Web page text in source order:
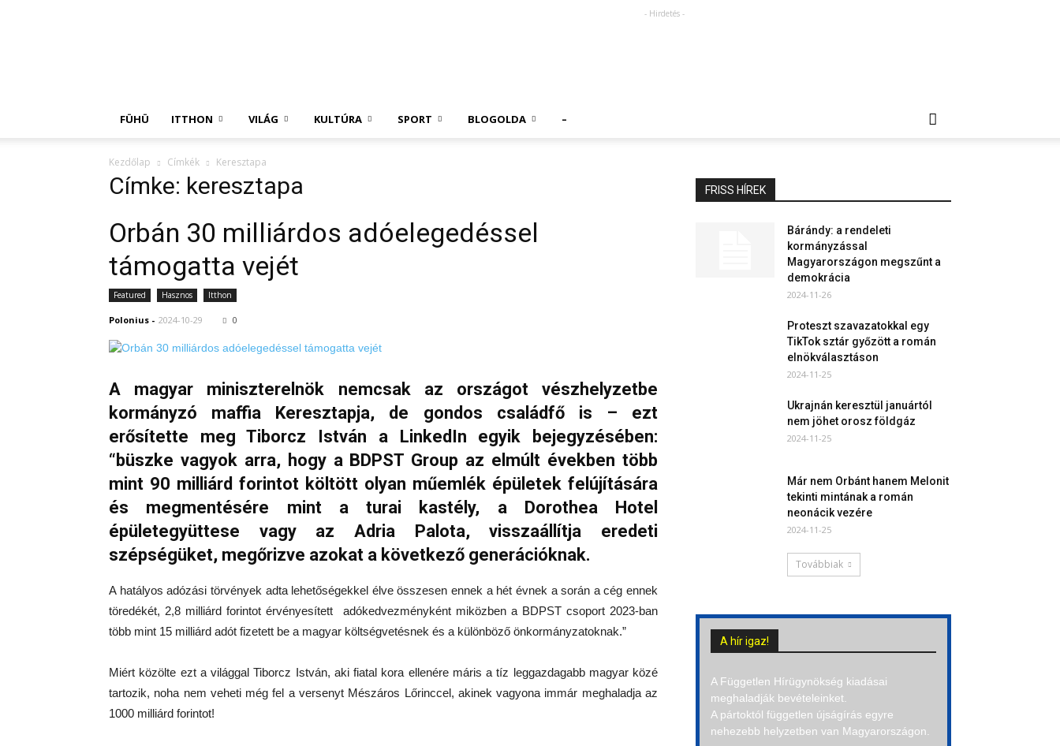
- Hirdetés -
FÜHÜ ITTHON VILÁG KULTÚRA SPORT BLOGOLDA –
Kezdőlap Címkék Keresztapa
Címke: keresztapa
Orbán 30 milliárdos adóelegedéssel
támogatta vejét
Featured Hasznos Itthon
Polonius - 2024-10-29 0
A magyar miniszterelnök nemcsak az országot vészhelyzetbe
kormányzó maffia Keresztapja, de gondos családfő is – ezt
erősítette meg Tiborcz István a LinkedIn egyik bejegyzésében:
“büszke vagyok arra, hogy a BDPST Group az elmúlt években több
mint 90 milliárd forintot költött olyan műemlék épületek felújítására
és megmentésére mint a turai kastély, a Dorothea Hotel
épületegyüttese vagy az Adria Palota, visszaállítja eredeti
szépségüket, megőrizve azokat a következő generációknak.
A hatályos adózási törvények adta lehetőségekkel élve összesen ennek a hét évnek a során a cég ennek
töredékét, 2,8 milliárd forintot érvényesített adókedvezményként miközben a BDPST csoport 2023-ban
több mint 15 milliárd adót fizetett be a magyar költségvetésnek és a különböző önkormányzatoknak.”
Miért közölte ezt a világgal Tiborcz István, aki fiatal kora ellenére máris a tíz leggazdagabb magyar közé
tartozik, noha nem veheti még fel a versenyt Mészáros Lőrinccel, akinek vagyona immár meghaladja az
1000 milliárd forintot!
FRISS HÍREK
Bárándy: a rendeleti
kormányzással
Magyarországon megszűnt a
demokrácia
2024-11-26
Proteszt szavazatokkal egy
TikTok sztár győzött a román
elnökválasztáson
2024-11-25
Ukrajnán keresztül januártól
nem jöhet orosz földgáz
2024-11-25
Már nem Orbánt hanem Melonit
tekinti mintának a román
neonácik vezére
2024-11-25
Továbbiak
A hír igaz!
A Független Hírügynökség kiadásai
meghaladják bevételeinket.
A pártoktól független újságírás egyre
nehezebb helyzetben van Magyarországon.